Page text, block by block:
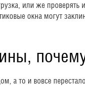
или же
окна могут
а то и вовсе